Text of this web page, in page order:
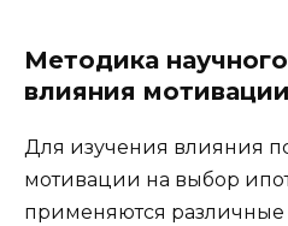
Методика
влияния мотивации
Для изучения влияния
мотивации на выбор
применяются